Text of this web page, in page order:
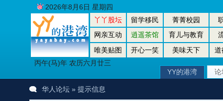
丫丫股坛 留学移民 菁菁校园
网亲互动
逍遥茶馆 育儿与教育
唯美贴图
开心一笑 美味天下
道
丙午(马)年 农历六月廿三
2026年8月6日 星期四
YY的港湾 论
华人论坛» 提示信息